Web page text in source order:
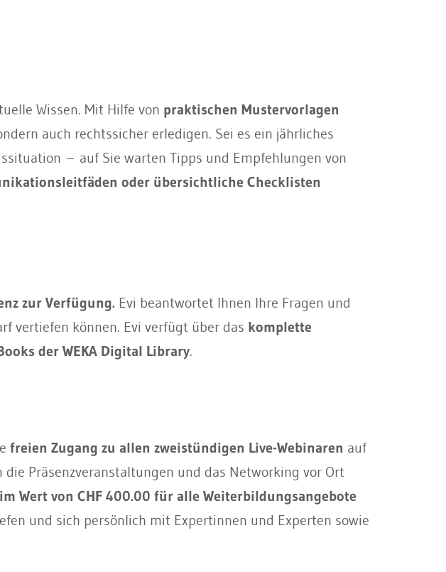
Wissen. Mit Hilfe von praktischen Mustervorlagen
auch rechtssicher erledigen. Sei es ein jährliches
– auf Sie warten Tipps und Empfehlungen von
oder übersichtliche Checklisten
zur Verfügung. Evi beantwortet Ihnen Ihre Fragen und
vertiefen können. Evi verfügt über das komplette
der WEKA Digital Library.
freien Zugang zu allen zweistündigen Live-Webinaren auf
die Präsenzveranstaltungen und das Networking vor Ort
Wert von CHF 400.00 für alle Weiterbildungsangebote
und sich persönlich mit Expertinnen und Experten sowie